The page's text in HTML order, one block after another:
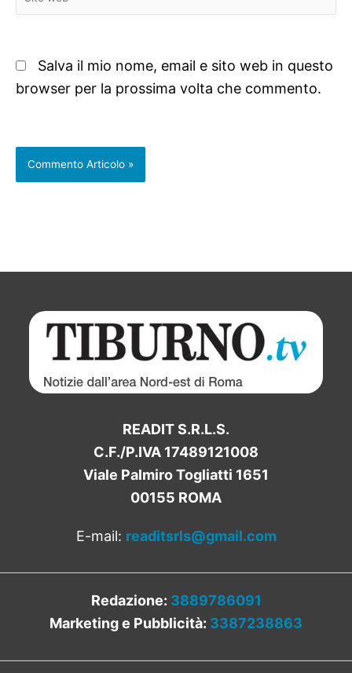
web
Salva il mio nome, email e sito web in questo
browser per la prossima volta che commento.
READIT S.R.L.S.
C.F./P.IVA 17489121008
Viale Palmiro Togliatti 1651
00155 ROMA
E-mail: readitsrls@gmail.com
Redazione: 3889786091
Marketing e Pubblicità: 3387238863